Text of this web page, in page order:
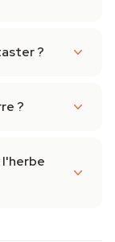
?
?
l'herbe